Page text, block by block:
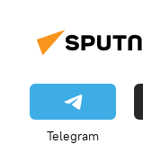
Telegram